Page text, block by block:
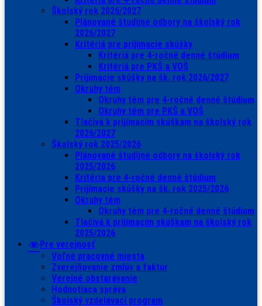
Školský rok 2026/2027
Plánované študijné odbory na školský rok
2026/2027
Kritériá pre prijímacie skúšky
Kritériá pre 4-ročné denné štúdium
Kritériá pre PKŠ a VOŠ
Prijímacie skúšky na šk. rok 2026/2027
Okruhy tém
Okruhy tém pre 4-ročné denné štúdium
Okruhy tém pre PKŠ a VOŠ
Tlačivá k prijímacím skúškam na školský rok
2026/2027
Školský rok 2025/2026
Plánované študijné odbory na školský rok
2025/2026
Kritéria pre 4-ročné denné štúdium
Prijímacie skúšky na šk. rok 2025/2026
Okruhy tém
Okruhy tém pre 4-ročné denné štúdium
Tlačivá k prijímacím skúškam na školský rok
2025/2026
Pre verejnosť
Voľné pracovné miesta
Zverejňovanie zmlúv a faktúr
Verejné obstarávanie
Hodnotiaca správa
Školský vzdelávací program